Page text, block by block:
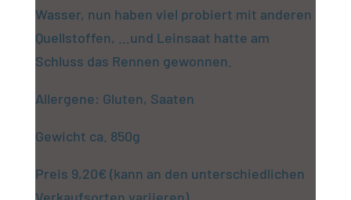
Wasser, nun haben viel probiert mit anderen
Quellstoffen, …und Leinsaat hatte am
Schluss das Rennen gewonnen.
Allergene: Gluten, Saaten
Gewicht ca. 850g
Preis 9,20€ (kann an den unterschiedlichen